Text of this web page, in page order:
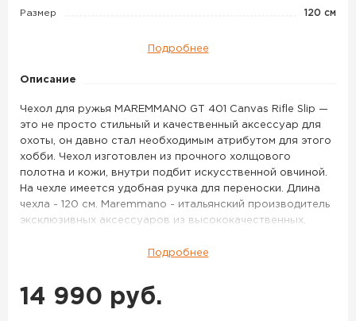
Slip
120
см
Размер 120 см
Подробнее
Описание
Чехол для ружья MAREMMANO GT 401 Canvas Rifle Slip —
это не просто стильный и качественный аксессуар для
охоты, он давно стал необходимым атрибутом для этого
хобби. Чехол изготовлен из прочного холщового
полотна и кожи, внутри подбит искусственной овчиной.
На чехле имеется удобная ручка для переноски. Длина
чехла - 120 см. Maremmano - итальянский производитель
эксклюзивных аксессуаров из высококачественных,
вручную в итальянском городе Витербо.
см – данный товар доступен для заказа в интернет-
магазине BigGame по цене 14 990 руб. с доставкой в
Подробнее
14 990 руб.